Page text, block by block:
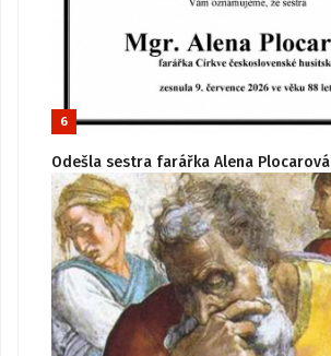
6
Odešla sestra farářka Alena Plocarová